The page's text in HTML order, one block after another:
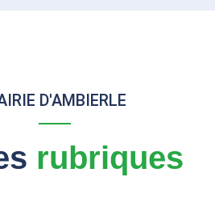
D'AMBIERLE
rubriques